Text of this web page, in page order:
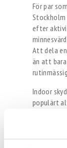
För par
Stockholm
efter
Att dela
än att
Indoor
populärt
skratt